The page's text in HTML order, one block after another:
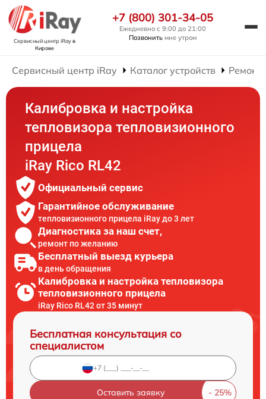
Сервисный центр iRayв
Кирове
+7 (800) 301-34-05
Ежедневно с 9:00 до 21:00
Позвонить мне утром
Сервисный центр iRay Каталог устройств Ремонт
Калибровка и настройка
тепловизора тепловизионного
прицела
iRay Rico RL42
Официальный сервис
Гарантийное обслуживание
тепловизионного прицела iRay до 3 лет
Диагностика за наш счет,
ремонт по желанию
Бесплатный выезд курьера
в день обращения
Калибровка и настройка тепловизора
тепловизионного прицела
iRay Rico RL42 от 35 минут
Бесплатная консультация со
специалистом
Оставить заявку